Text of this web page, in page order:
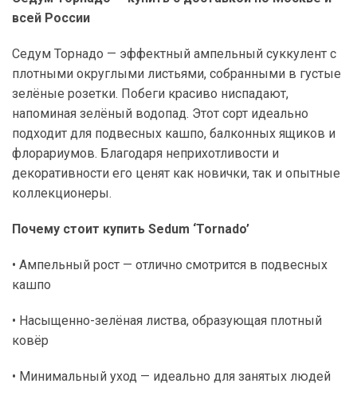
всей России
Седум Торнадо — эффектный ампельный суккулент с
плотными округлыми листьями, собранными в густые
зелёные розетки. Побеги красиво ниспадают,
напоминая зелёный водопад. Этот сорт идеально
подходит для подвесных кашпо, балконных ящиков и
флорариумов. Благодаря неприхотливости и
декоративности его ценят как новички, так и опытные
коллекционеры.
Почему стоит купить Sedum ‘Tornado’
• Ампельный рост — отлично смотрится в подвесных
кашпо
• Насыщенно-зелёная листва, образующая плотный
ковёр
• Минимальный уход — идеально для занятых людей